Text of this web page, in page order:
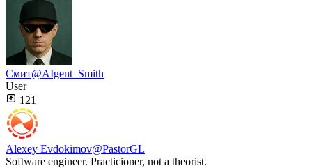
Смит@AIgent_Smith
User
121
Alexey Evdokimov@PastorGL
Software engineer. Practicioner, not a theorist.